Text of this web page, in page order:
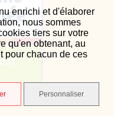
enrichi et d'élaborer
nous sommes
tiers sur votre
qu'en obtenant, au
pour chacun de ces
Personnaliser